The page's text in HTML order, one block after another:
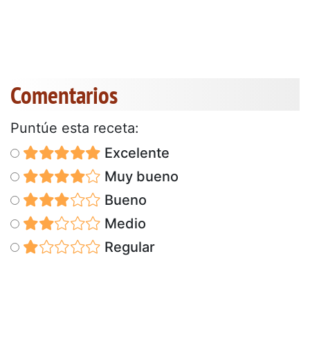
Comentarios
Puntúe esta receta:
Excelente
Muy bueno
Bueno
Medio
Regular